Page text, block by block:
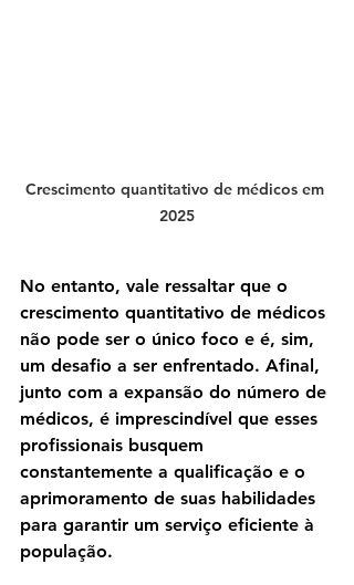
Crescimento quantitativo de médicos em
2025
No entanto, vale ressaltar que o
crescimento quantitativo de médicos
não pode ser o único foco e é, sim,
um desafio a ser enfrentado. Afinal,
junto com a expansão do número de
médicos, é imprescindível que esses
profissionais busquem
constantemente a qualificação e o
aprimoramento de suas habilidades
para garantir um serviço eficiente à
população.